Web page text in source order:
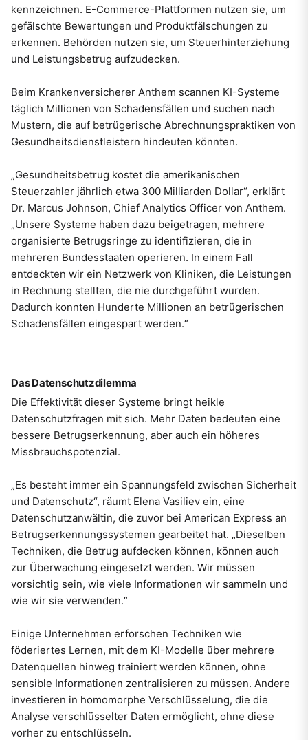
kennzeichnen. E-Commerce-Plattformen nutzen sie, um
gefälschte Bewertungen und Produktfälschungen zu
erkennen. Behörden nutzen sie, um Steuerhinterziehung
und Leistungsbetrug aufzudecken.
Beim Krankenversicherer Anthem scannen KI-Systeme
täglich Millionen von Schadensfällen und suchen nach
Mustern, die auf betrügerische Abrechnungspraktiken von
Gesundheitsdienstleistern hindeuten könnten.
„Gesundheitsbetrug kostet die amerikanischen
Steuerzahler jährlich etwa 300 Milliarden Dollar“, erklärt
Dr. Marcus Johnson, Chief Analytics Officer von Anthem.
„Unsere Systeme haben dazu beigetragen, mehrere
organisierte Betrugsringe zu identifizieren, die in
mehreren Bundesstaaten operieren. In einem Fall
entdeckten wir ein Netzwerk von Kliniken, die Leistungen
in Rechnung stellten, die nie durchgeführt wurden.
Dadurch konnten Hunderte Millionen an betrügerischen
Schadensfällen eingespart werden.“
Das Datenschutzdilemma
Die Effektivität dieser Systeme bringt heikle
Datenschutzfragen mit sich. Mehr Daten bedeuten eine
bessere Betrugserkennung, aber auch ein höheres
Missbrauchspotenzial.
„Es besteht immer ein Spannungsfeld zwischen Sicherheit
und Datenschutz“, räumt Elena Vasiliev ein, eine
Datenschutzanwältin, die zuvor bei American Express an
Betrugserkennungssystemen gearbeitet hat. „Dieselben
Techniken, die Betrug aufdecken können, können auch
zur Überwachung eingesetzt werden. Wir müssen
vorsichtig sein, wie viele Informationen wir sammeln und
wie wir sie verwenden.“
Einige Unternehmen erforschen Techniken wie
föderiertes Lernen, mit dem KI-Modelle über mehrere
Datenquellen hinweg trainiert werden können, ohne
sensible Informationen zentralisieren zu müssen. Andere
investieren in homomorphe Verschlüsselung, die die
Analyse verschlüsselter Daten ermöglicht, ohne diese
vorher zu entschlüsseln.